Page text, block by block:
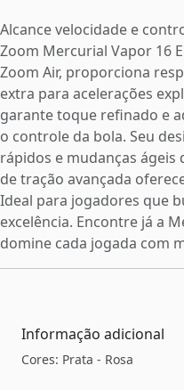
Alcance velocidade e
Zoom Mercurial Vapor 16
Zoom Air, proporciona
extra para acelerações
garante toque refinado e
o controle da bola. Seu
rápidos e mudanças
de tração avançada
Ideal para jogadores que
excelência. Encontre já a
domine cada jogada com
Informação adicional
Cores: Prata - Rosa